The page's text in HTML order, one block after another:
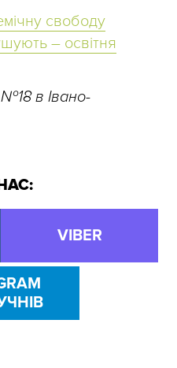
свободу
– освітня
в Івано-
VIBER